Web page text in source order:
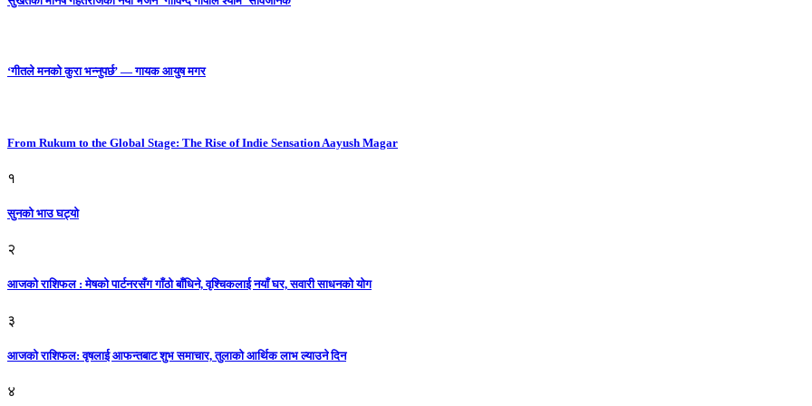
‘गीतले मनको कुरा भन्नुपर्छ’ — गायक आयुष मगर
From Rukum to the Global Stage: The Rise of Indie Sensation Aayush Magar
१
सुनको भाउ घट्याे
२
आजको राशिफल : मेषको पार्टनरसँग गाँठो बाँधिने, वृश्चिकलाई नयाँ घर, सवारी साधनकाे याेग
३
आजकाे राशिफल: वृषलाई आफन्तबाट शुभ समाचार, तुलाकाे आर्थिक लाभ ल्याउने दिन
४